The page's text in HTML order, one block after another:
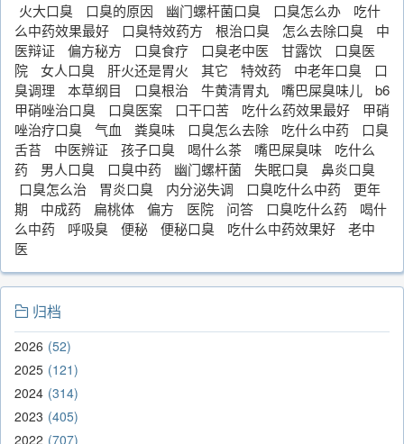
火大口臭 口臭的原因 幽门螺杆菌口臭 口臭怎么办
吃什
么中药效果最好
口臭特效药方 根治口臭 怎么去除口臭
中
医辩证
偏方秘方 口臭食疗 口臭老中医 甘露饮
口臭医
院
女人口臭 肝火还是胃火 其它 特效药 中老年口臭
口
臭调理
本草纲目 口臭根治 牛黄清胃丸 嘴巴屎臭味儿
b6
甲硝唑治口臭
口臭医案 口干口苦 吃什么药效果最好
甲硝
唑治疗口臭
气血 粪臭味 口臭怎么去除 吃什么中药
口臭
舌苔
中医辨证 孩子口臭 喝什么茶 嘴巴屎臭味
吃什么
药
男人口臭 口臭中药 幽门螺杆菌 失眠口臭
鼻炎口臭
口臭怎么治
胃炎口臭 内分泌失调 口臭吃什么中药
更年
期
中成药 扁桃体 偏方 医院 问答 口臭吃什么药
喝什
么中药
呼吸臭 便秘 便秘口臭 吃什么中药效果好
老中
医
归档
2026 52
2025 121
2024 314
2023 405
2022 707